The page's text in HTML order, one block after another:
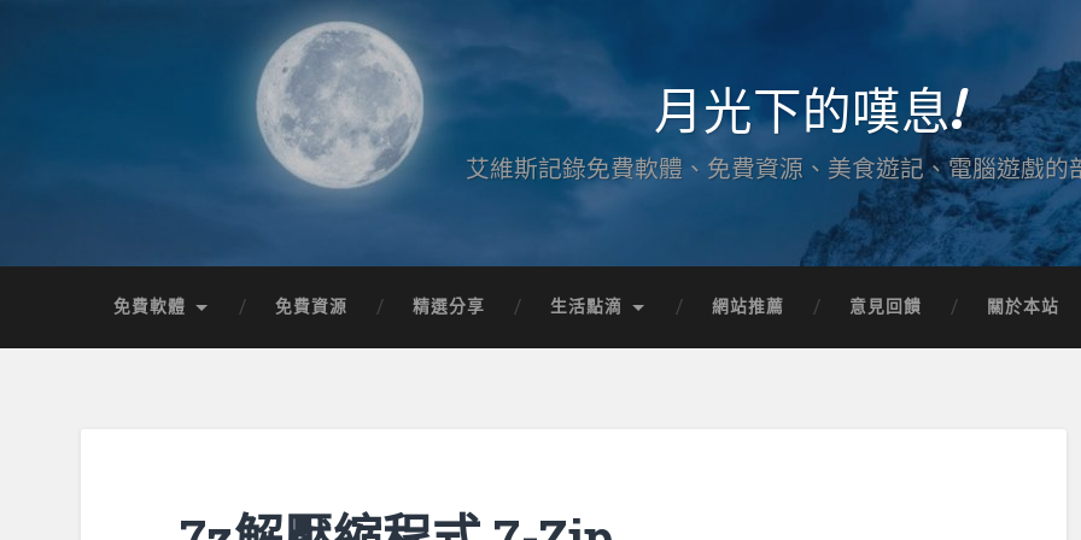
月光下的嘆息!
艾維斯記錄免費軟體、免費資源、美食遊記、電腦遊戲的
免費軟體 免費資源 精選分享 生活點滴 網站推薦 意見回饋 關於本站